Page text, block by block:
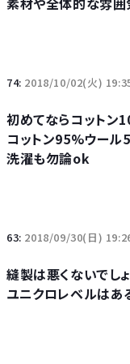
74: 2018/10/02(火)
初めてならコットン
コットン95%ウール
洗濯も勿論ok
63: 2018/09/30(日)
縫製は悪くないでしょ
ユニクロレベルはあ